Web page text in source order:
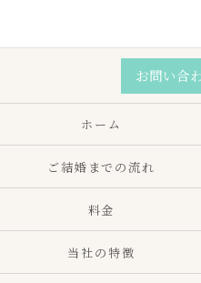
お問い合
ホーム
ご結婚までの流れ
料金
当社の特徴